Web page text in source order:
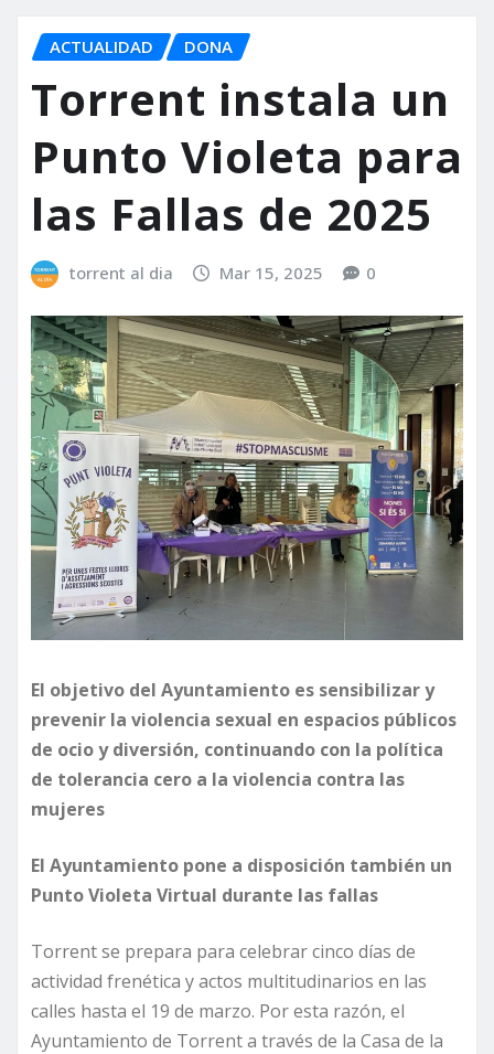
ACTUALIDAD DONA
Torrent instala un
Punto Violeta para
las Fallas de 2025
torrent al dia Mar 15, 2025 0
El objetivo del Ayuntamiento es sensibilizar y
prevenir la violencia sexual en espacios públicos
de ocio y diversión, continuando con la política
de tolerancia cero a la violencia contra las
mujeres
El Ayuntamiento pone a disposición también un
Punto Violeta Virtual durante las fallas
Torrent se prepara para celebrar cinco días de
actividad frenética y actos multitudinarios en las
calles hasta el 19 de marzo. Por esta razón, el
Ayuntamiento de Torrent a través de la Casa de la